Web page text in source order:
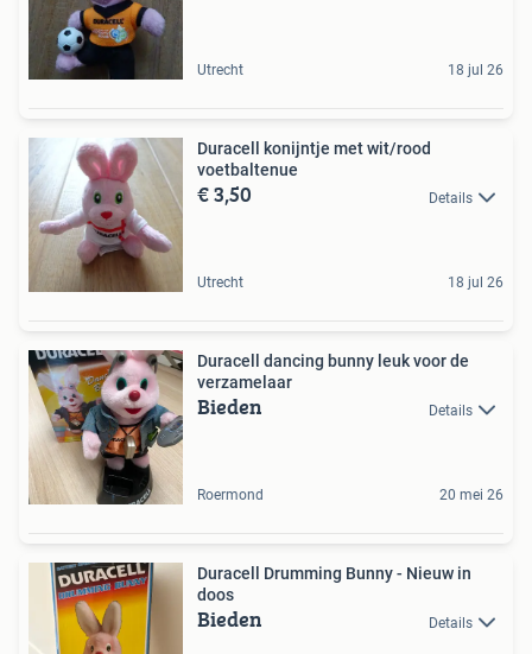
Utrecht 18 jul 26
Duracell konijntje met wit/rood
voetbaltenue
€ 3,50 Details
Utrecht 18 jul 26
Duracell dancing bunny leuk voor de
verzamelaar
Bieden Details
Roermond 20 mei 26
Duracell Drumming Bunny - Nieuw in
doos
Bieden Details